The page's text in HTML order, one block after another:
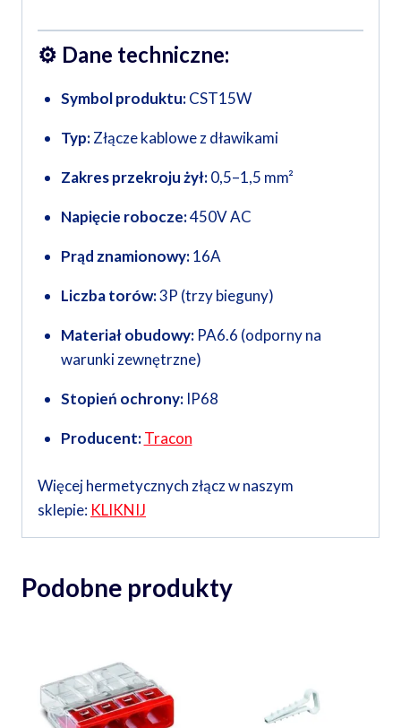
⚙️ Dane techniczne:
Symbol produktu:CST15W
Typ:Złącze kablowe z dławikami
Zakres przekroju żył:0,5–1,5 mm²
Napięcie robocze:450V AC
Prąd znamionowy:16A
Liczba torów:3P (trzy bieguny)
Materiał obudowy:PA6.6 (odporny na
warunki zewnętrzne)
Stopień ochrony:IP68
Producent: Tracon
Więcej hermetycznych złącz w naszym
sklepie: KLIKNIJ
Podobne produkty